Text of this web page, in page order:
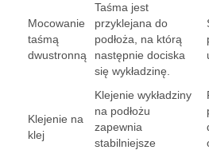
Mocowanie
taśmą
dwustronną
Taśma jest
przyklejana do
podłoża, na którą
następnie dociska
się wykładzinę.
Klejenie na
klej
Klejenie wykładziny
na podłożu
zapewnia
stabilniejsze